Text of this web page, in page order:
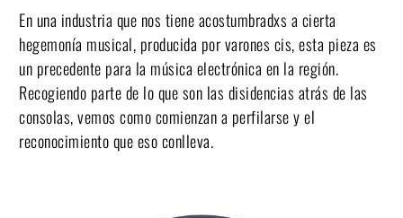
En una industria que nos tiene acostumbradxs a cierta
hegemonía musical, producida por varones cis, esta pieza es
un precedente para la música electrónica en la región.
Recogiendo parte de lo que son las disidencias atrás de las
consolas, vemos como comienzan a perfilarse y el
reconocimiento que eso conlleva.